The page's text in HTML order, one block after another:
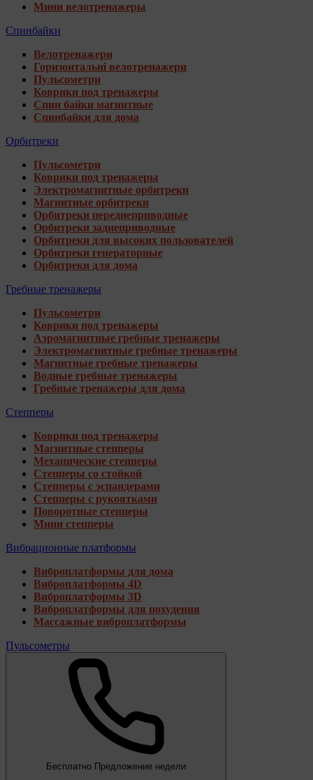
Мини велотренажеры
Спинбайки
Велотренажери
Горизонтальні велотренажери
Пульсометри
Коврики под тренажеры
Спин байки магнитные
Спинбайки для дома
Орбитреки
Пульсометри
Коврики под тренажеры
Электромагнитные орбитреки
Магнитные орбитреки
Орбитреки переднеприводные
Орбитреки заднеприводные
Орбитреки для высоких пользователей
Орбитреки генераторные
Орбитреки для дома
Гребные тренажеры
Пульсометри
Коврики под тренажеры
Аэромагнитные гребные тренажеры
Электромагнитные гребные тренажеры
Магнитные гребные тренажеры
Водные гребные тренажеры
Гребные тренажеры для дома
Степперы
Коврики под тренажеры
Магнитные степперы
Механические степперы
Степперы со стойкой
Степперы с эспандерами
Степперы с рукоятками
Поворотные степперы
Мини степперы
Вибрационные платформы
Виброплатформы для дома
Виброплатформы 4D
Виброплатформы 3D
Виброплатформы для похудения
Массажные виброплатформы
Пульсометры
Бесплатно Предложение недели